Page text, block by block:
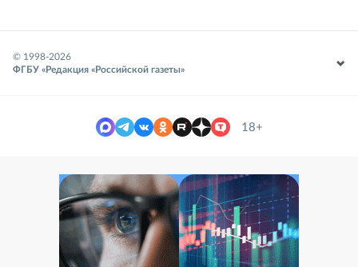
© 1998-2026
ФГБУ «Редакция «Российской газеты»
18+